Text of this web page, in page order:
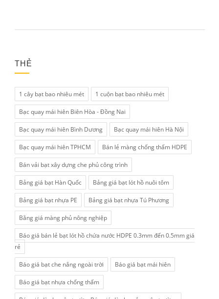
THẺ
1 cây bạt bao nhiêu mét 1 cuộn bạt bao nhiêu mét
Bạc quay mái hiên Biên Hòa - Đồng Nai
Bạc quay mái hiên Bình Dương Bạc quay mái hiên Hà Nội
Bạc quay mái hiên TPHCM Bán lẻ màng chống thấm HDPE
Bán vải bạt xây dựng che phủ công trình
Bảng giá bạt Hàn Quốc Bảng giá bạt lót hồ nuôi tôm
Bảng giá bạt nhựa PE Bảng giá bạt nhựa Tú Phương
Bằng giá màng phủ nông nghiệp
Báo giá bán lẻ bạt lót hồ chứa nước HDPE 0.3mm đến 0.5mm giá
rẻ
Báo giá bạt che nắng ngoài trời Báo giá bạt mái hiên
Báo giá bạt nhựa chống thấm